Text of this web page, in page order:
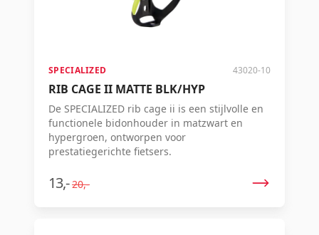
SPECIALIZED 43020-10
RIB CAGE II MATTE BLK/HYP
De SPECIALIZED rib cage ii is een stijlvolle en
functionele bidonhouder in matzwart en
hypergroen, ontworpen voor
prestatiegerichte fietsers.
13,- 20,-